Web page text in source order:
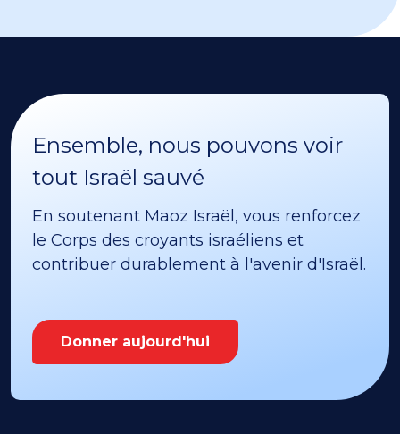
Ensemble, nous pouvons voir
tout Israël sauvé
En soutenant Maoz Israël, vous renforcez
le Corps des croyants israéliens et
contribuer durablement à l'avenir d'Israël.
Donner aujourd'hui